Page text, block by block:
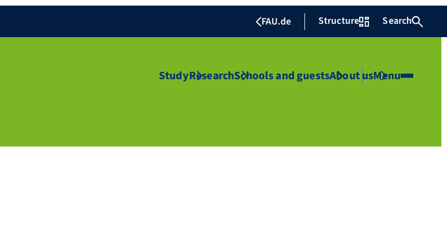
FAU.de Structure Search
StudyResearchSchools and guestsAbout usMenu